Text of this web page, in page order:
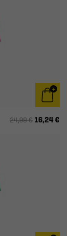
24,99 € 16,24 €